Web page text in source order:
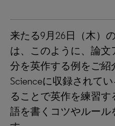
来たる9月26日（木）
は、このように、論
分を英作する例をご紹
Scienceに収録されて
ることで英作を練習
語を書くコツやルール